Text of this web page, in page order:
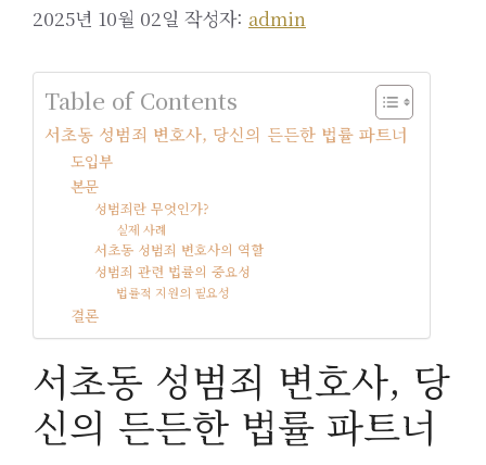
2025년 10월 02일 작성자: admin
Table of Contents
서초동 성범죄 변호사, 당신의 든든한 법률 파트너
도입부
본문
성범죄란 무엇인가?
실제 사례
서초동 성범죄 변호사의 역할
성범죄 관련 법률의 중요성
법률적 지원의 필요성
결론
서초동 성범죄 변호사, 당
신의 든든한 법률 파트너